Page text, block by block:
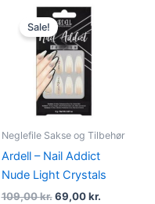
Sale!
Neglefile Sakse og Tilbehør
Ardell – Nail Addict
Nude Light Crystals
109,00kr.
Original
price
was:
109,00 kr..
69,00kr.